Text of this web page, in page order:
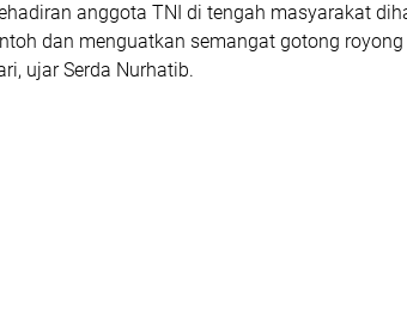
anggota TNI di tengah masyarakat
dan menguatkan semangat gotong
ujar Serda Nurhatib.